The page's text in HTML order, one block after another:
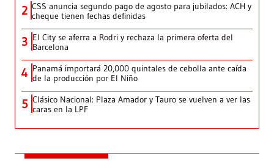
2 CSS anuncia segundo pago de agosto para jubilados: ACH y
cheque tienen fechas definidas
3 El City se aferra a Rodri y rechaza la primera oferta del
Barcelona
4 Panamá importará 20,000 quintales de cebolla ante caída
de la producción por El Niño
5 Clásico Nacional: Plaza Amador y Tauro se vuelven a ver las
caras en la LPF